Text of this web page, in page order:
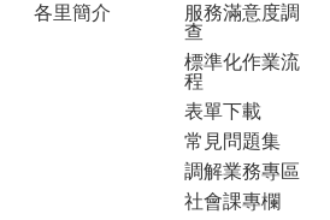
各里簡介
服務滿意度調
查
標準化作業流
程
表單下載
常見問題集
調解業務專區
社會課專欄